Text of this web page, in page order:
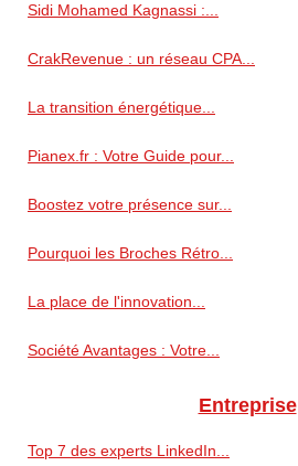
Sidi Mohamed Kagnassi :...
CrakRevenue : un réseau CPA...
La transition énergétique...
Pianex.fr : Votre Guide pour...
Boostez votre présence sur...
Pourquoi les Broches Rétro...
La place de l'innovation...
Société Avantages : Votre...
Entreprise
Top 7 des experts LinkedIn...